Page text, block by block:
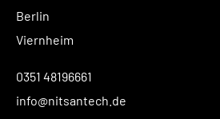
Berlin
Viernheim
0351 48196661
info@nitsantech.de